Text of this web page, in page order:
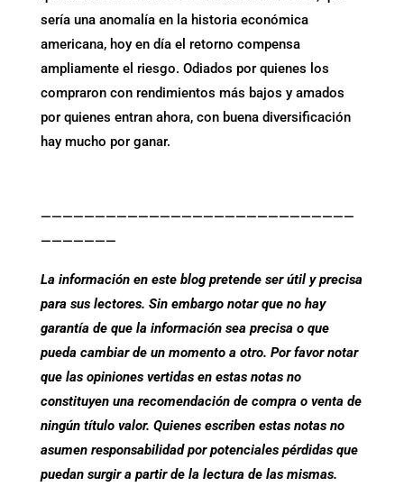
sería una anomalía en la historia económica
americana, hoy en día el retorno compensa
ampliamente el riesgo. Odiados por quienes los
compraron con rendimientos más bajos y amados
por quienes entran ahora, con buena diversificación
hay mucho por ganar.
—————————————————————————————
———————
La información en este blog pretende ser útil y precisa
para sus lectores. Sin embargo notar que no hay
garantía de que la información sea precisa o que
pueda cambiar de un momento a otro. Por favor notar
que las opiniones vertidas en estas notas no
constituyen una recomendación de compra o venta de
ningún título valor. Quienes escriben estas notas no
asumen responsabilidad por potenciales pérdidas que
puedan surgir a partir de la lectura de las mismas.